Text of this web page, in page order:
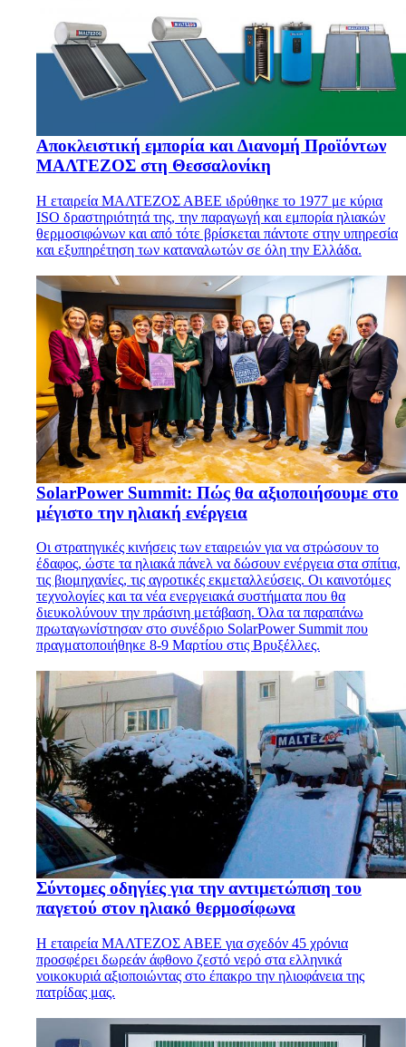
Αποκλειστική εμπορία και Διανομή Προϊόντων
ΜΑΛΤΕΖΟΣ στη Θεσσαλονίκη
Η εταιρεία ΜΑΛΤΕΖΟΣ ΑΒΕΕ ιδρύθηκε το 1977 με κύρια
ISO δραστηριότητά της, την παραγωγή και εμπορία ηλιακών
θερμοσιφώνων και από τότε βρίσκεται πάντοτε στην υπηρεσία
και εξυπηρέτηση των καταναλωτών σε όλη την Ελλάδα.
SolarPower Summit: Πώς θα αξιοποιήσουμε στο
μέγιστο την ηλιακή ενέργεια
Οι στρατηγικές κινήσεις των εταιρειών για να στρώσουν το
έδαφος, ώστε τα ηλιακά πάνελ να δώσουν ενέργεια στα σπίτια,
τις βιομηχανίες, τις αγροτικές εκμεταλλεύσεις. Οι καινοτόμες
τεχνολογίες και τα νέα ενεργειακά συστήματα που θα
διευκολύνουν την πράσινη μετάβαση. Όλα τα παραπάνω
πρωταγωνίστησαν στο συνέδριο SolarPower Summit που
πραγματοποιήθηκε 8-9 Μαρτίου στις Βρυξέλλες.
Σύντομες οδηγίες για την αντιμετώπιση του
παγετού στον ηλιακό θερμοσίφωνα
Η εταιρεία ΜΑΛΤΕΖΟΣ ΑΒΕΕ για σχεδόν 45 χρόνια
προσφέρει δωρεάν άφθονο ζεστό νερό στα ελληνικά
νοικοκυριά αξιοποιώντας στο έπακρο την ηλιοφάνεια της
πατρίδας μας.